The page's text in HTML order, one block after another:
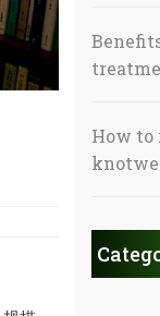
How to